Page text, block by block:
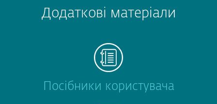
Додаткові матеріали
Посібники користувача